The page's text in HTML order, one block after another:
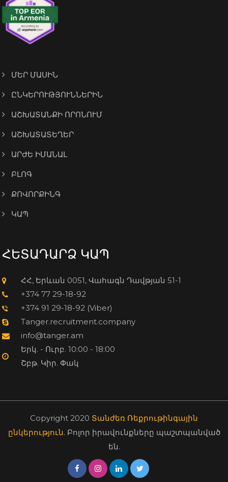
ՄԵՐ ՄԱՍԻՆ
ԸՆԿԵՐՈՒԹՅՈՒՆՆԵՐԻՆ
ԱՇԽԱՏԱՆՔԻ ՈՐՈՆՈՒՄ
ԱՇԽԱՏԱՏԵՂԵՐ
ԱՐԺԵ ԻՄԱՆԱԼ
ԲԼՈԳ
ՔՈՎՈՐՔԻՆԳ
ԿԱՊ
ՀԵՏԱԴԱՐՁ ԿԱՊ
ՀՀ, Երևան 0051, Վահագն Դավթյան 51-1
+374 77 29-18-92
+374 91 29-18-92 (Viber)
Tanger.recruitment.company
info@tanger.am
Երկ. - Ուրբ. 10:00 - 18:00
Շբթ. Կիր. Փակ
Copyright 2020 Տանժեռ Ռեքրութինգային
ընկերություն. Բոլոր իրավունքները պաշտպանված
են.